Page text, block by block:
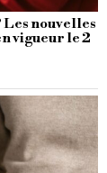
Les nouvelles
vigueur le 2